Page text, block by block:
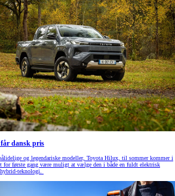
dansk pris
og legendariske modeller, Toyota Hilux, til sommer kommer i
for første gang være muligt at vælge den i både en fuldt elektrisk
teknologi.